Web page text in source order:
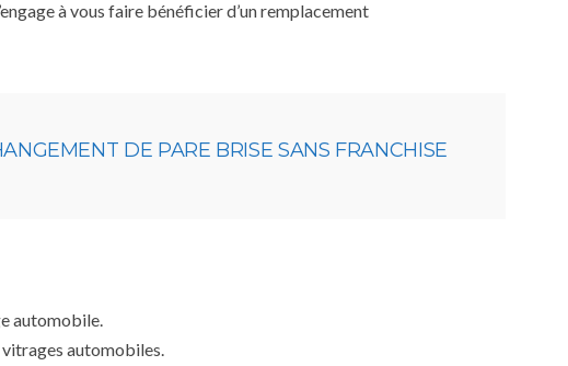
à vous faire bénéficier d’un remplacement
DE PARE BRISE SANS FRANCHISE
automobile.
vitrages automobiles.